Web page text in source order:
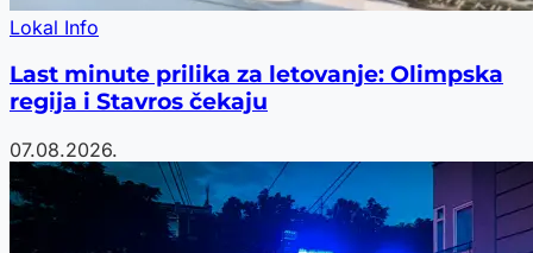
Lokal Info
Last minute prilika za letovanje: Olimpska
regija i Stavros čekaju
07.08.2026.